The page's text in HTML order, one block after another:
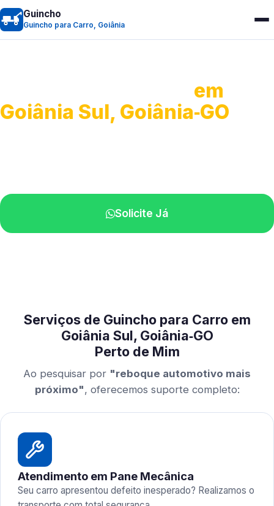
Guincho
Guincho para Carro, Goiânia
em
Goiânia Sul, Goiânia‑GO
Solicite Já
Serviços de Guincho para Carro em
Goiânia Sul, Goiânia‑GO
Perto de Mim
Ao pesquisar por "reboque automotivo mais
próximo", oferecemos suporte completo:
Atendimento em Pane Mecânica
Seu carro apresentou defeito inesperado? Realizamos o